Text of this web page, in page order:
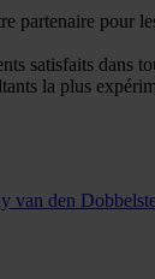
partenaire pour
satisfaits dans
la plus
van den